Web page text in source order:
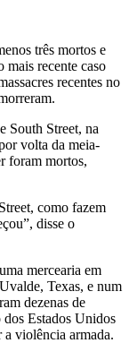
três mortos e
mais recente caso
recentes no
South Street, na
volta da meia-
foram mortos,
como fazem
disse o
mercearia em
Texas, e num
dezenas de
Estados Unidos
violência armada.